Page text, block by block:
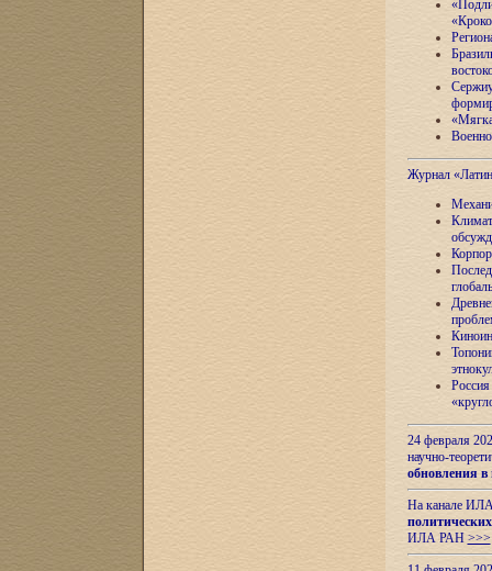
Журнал
24 февраля
научно-
обновления в
На канале
ИЛА РАН >>>